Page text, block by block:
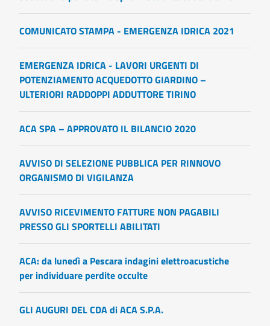
COMUNICATO STAMPA - EMERGENZA IDRICA 2021
EMERGENZA IDRICA - LAVORI URGENTI DI
POTENZIAMENTO ACQUEDOTTO GIARDINO –
ULTERIORI RADDOPPI ADDUTTORE TIRINO
ACA SPA – APPROVATO IL BILANCIO 2020
AVVISO DI SELEZIONE PUBBLICA PER RINNOVO
ORGANISMO DI VIGILANZA
AVVISO RICEVIMENTO FATTURE NON PAGABILI
PRESSO GLI SPORTELLI ABILITATI
ACA: da lunedì a Pescara indagini elettroacustiche
per individuare perdite occulte
GLI AUGURI DEL CDA di ACA S.P.A.